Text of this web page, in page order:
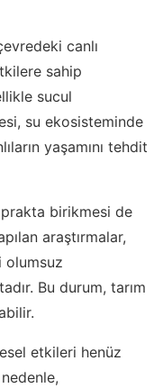
canlı
sahip
sucul
su ekosisteminde
yaşamını tehdit
birikmesi de
araştırmalar,
olumsuz
Bu durum, tarım
etkileri henüz